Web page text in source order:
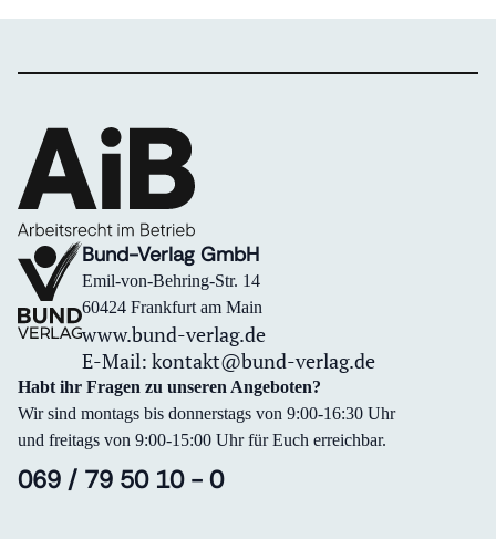
Sitz in Leipzig. Als solcher unterstützt er seit
Bund-Verlags und die Redaktion der AiB.
Fachverlage aus dem Themenbereich Recht-
Wirtschaft-Steuern tätig.
Bund-Verlag GmbH
Emil-von-Behring-Str. 14
60424 Frankfurt am Main
www.bund-verlag.de
E-Mail: kontakt@bund-verlag.de
Habt ihr Fragen zu unseren Angeboten?
Wir sind montags bis donnerstags von 9:00-16:30 Uhr
und freitags von 9:00-15:00 Uhr für Euch erreichbar.
069 / 79 50 10 - 0